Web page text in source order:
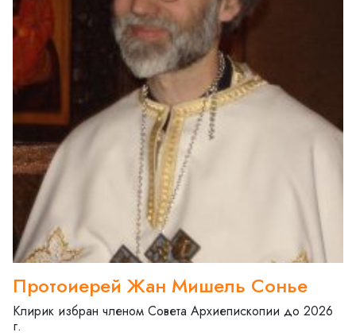
Протоиерей Жан Мишель Сонье
Клирик избран членом Совета Архиепископии до 2026
г.